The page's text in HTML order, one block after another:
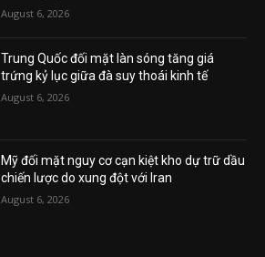
August 6, 2026
Trung Quốc đối mặt làn sóng tăng giá
trứng kỷ lục giữa đà suy thoái kinh tế
August 6, 2026
Mỹ đối mặt nguy cơ cạn kiệt kho dự trữ dầu
chiến lược do xung đột với Iran
August 6, 2026